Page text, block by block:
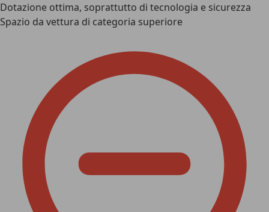
Dotazione ottima, soprattutto di tecnologia e sicurezza
Spazio da vettura di categoria superiore